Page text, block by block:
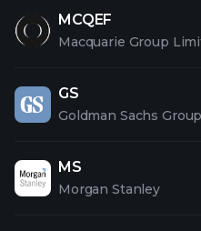
MCQEF
Macquarie Group
GS
Goldman Sachs
MS
Morgan Stanley